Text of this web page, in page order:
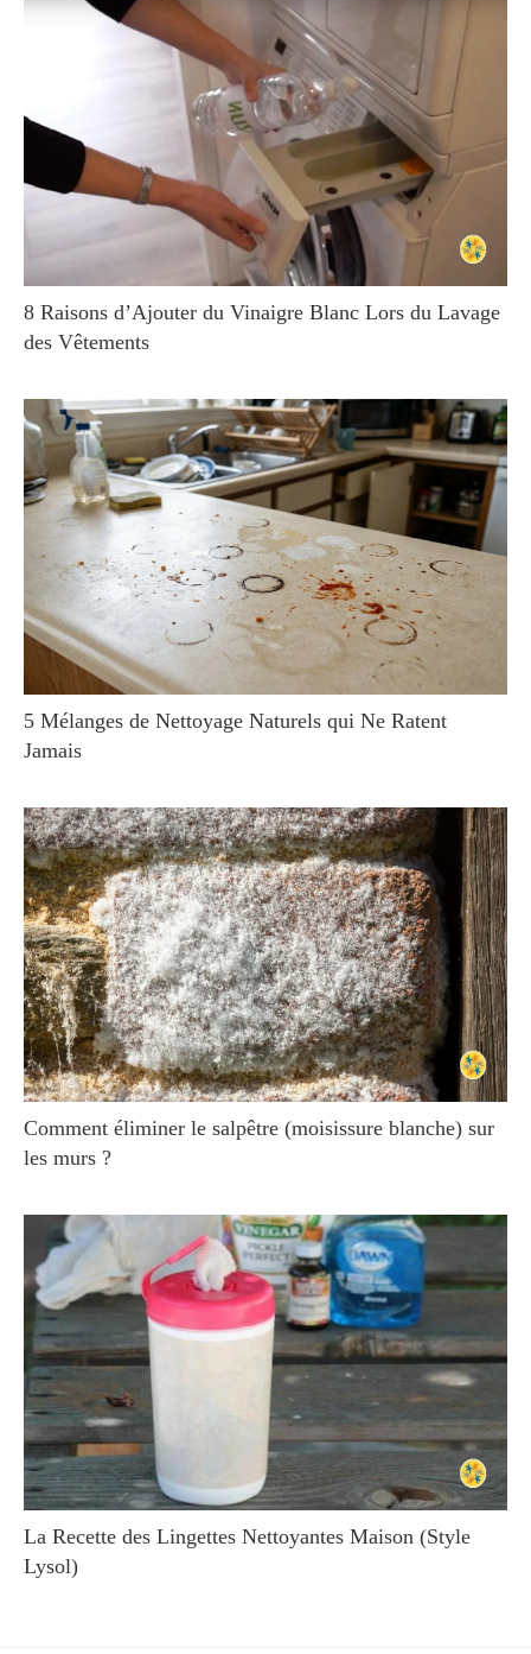
8 Raisons d’Ajouter du Vinaigre Blanc Lors du Lavage
des Vêtements
5 Mélanges de Nettoyage Naturels qui Ne Ratent
Jamais
Comment éliminer le salpêtre (moisissure blanche) sur
les murs ?
La Recette des Lingettes Nettoyantes Maison (Style
Lysol)